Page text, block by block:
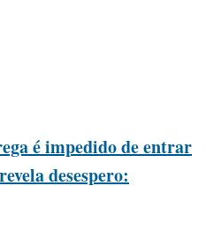
é impedido de entrar
desespero: